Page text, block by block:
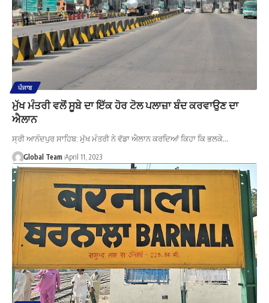
ਪੰਜਾਬ
ਮੁੱਖ ਮੰਤਰੀ ਵਲੋਂ ਸੂਬੇ ਦਾ ਇੱਕ ਹੋਰ ਟੋਲ ਪਲਾਜ਼ਾ ਬੰਦ ਕਰਵਾਉਣ ਦਾ
ਐਲਾਨ
ਸ੍ਰੀ ਆਨੰਦਪੁਰ ਸਾਹਿਬ: ਮੁੱਖ ਮੰਤਰੀ ਨੇ ਵੱਡਾ ਐਲਾਨ ਕਰਦਿਆਂ ਕਿਹਾ ਕਿ ਭਲਕੇ…
Global Team April 11, 2023